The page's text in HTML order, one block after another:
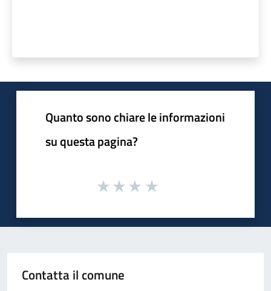
Quanto sono chiare le informazioni
su questa pagina?
Contatta il comune